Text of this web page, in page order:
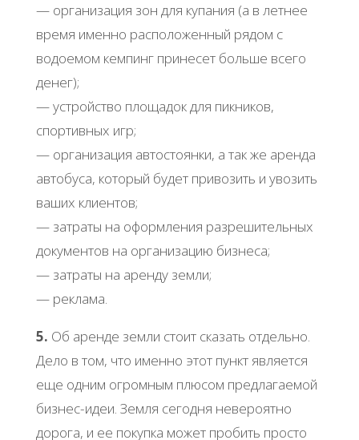
— организация зон для купания (а в летнее
время именно расположенный рядом с
водоемом кемпинг принесет больше всего
денег);
— устройство площадок для пикников,
спортивных игр;
— организация автостоянки, а так же аренда
автобуса, который будет привозить и увозить
ваших клиентов;
— затраты на оформления разрешительных
документов на организацию бизнеса;
— затраты на аренду земли;
— реклама.
5. Об аренде земли стоит сказать отдельно.
Дело в том, что именно этот пункт является
еще одним огромным плюсом предлагаемой
бизнес-идеи. Земля сегодня невероятно
дорога, и ее покупка может пробить просто